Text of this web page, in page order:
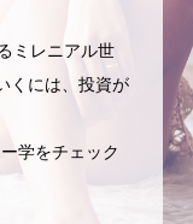
ミレニアル世
くには、投資が
学をチェック